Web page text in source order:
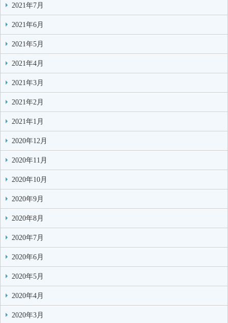
2021年7月
2021年6月
2021年5月
2021年4月
2021年3月
2021年2月
2021年1月
2020年12月
2020年11月
2020年10月
2020年9月
2020年8月
2020年7月
2020年6月
2020年5月
2020年4月
2020年3月